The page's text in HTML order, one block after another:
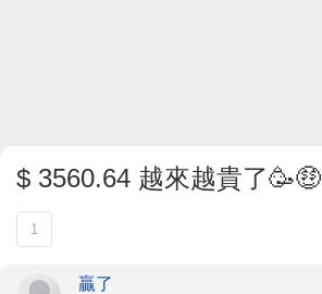
$ 3560.64 越來越貴了🥳🤑
1
贏了